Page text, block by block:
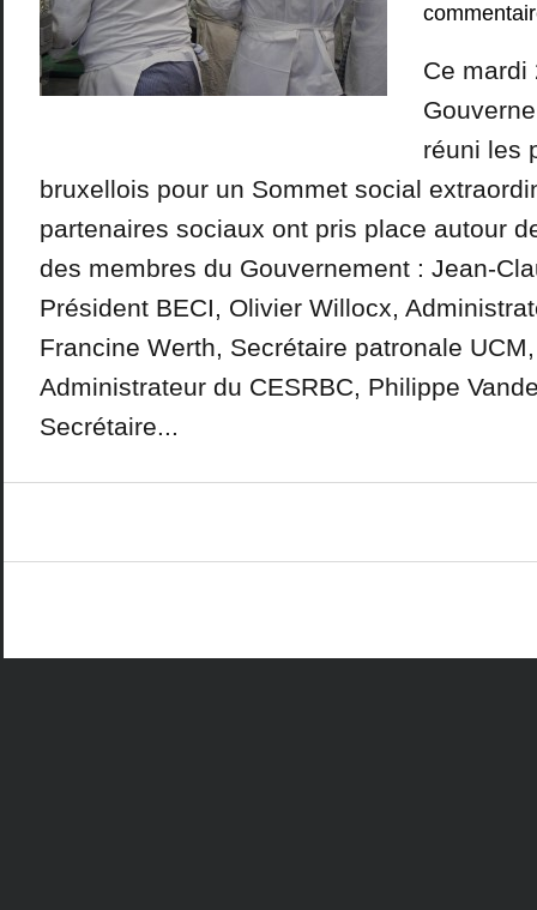
Ce mardi
réuni les
bruxellois pour un Sommet social
partenaires sociaux ont pris place autour
des membres du Gouvernement : Jean-
Président BECI, Olivier Willocx,
Francine Werth, Secrétaire patronale
Administrateur du CESRBC, Philippe
Secrétaire...